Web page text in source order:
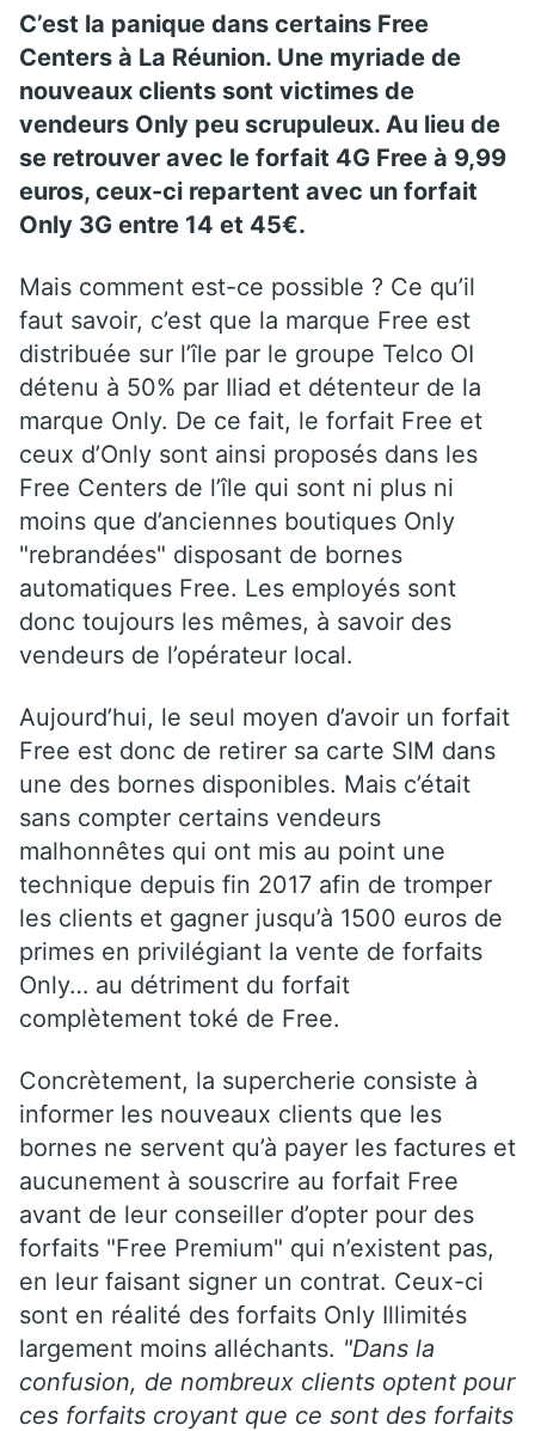
C’est la panique dans certains Free
Centers à La Réunion. Une myriade de
nouveaux clients sont victimes de
vendeurs Only peu scrupuleux. Au lieu de
se retrouver avec le forfait 4G Free à 9,99
euros, ceux-ci repartent avec un forfait
Only 3G entre 14 et 45€.
Mais comment est-ce possible ? Ce qu’il
faut savoir, c’est que la marque Free est
distribuée sur l’île par le groupe Telco OI
détenu à 50% par Iliad et détenteur de la
marque Only. De ce fait, le forfait Free et
ceux d’Only sont ainsi proposés dans les
Free Centers de l’île qui sont ni plus ni
moins que d’anciennes boutiques Only
"rebrandées" disposant de bornes
automatiques Free. Les employés sont
donc toujours les mêmes, à savoir des
vendeurs de l’opérateur local.
Aujourd’hui, le seul moyen d’avoir un forfait
Free est donc de retirer sa carte SIM dans
une des bornes disponibles. Mais c’était
sans compter certains vendeurs
malhonnêtes qui ont mis au point une
technique depuis fin 2017 afin de tromper
les clients et gagner jusqu’à 1500 euros de
primes en privilégiant la vente de forfaits
Only… au détriment du forfait
complètement toké de Free.
Concrètement, la supercherie consiste à
informer les nouveaux clients que les
bornes ne servent qu’à payer les factures et
aucunement à souscrire au forfait Free
avant de leur conseiller d’opter pour des
forfaits "Free Premium" qui n’existent pas,
en leur faisant signer un contrat. Ceux-ci
sont en réalité des forfaits Only Illimités
largement moins alléchants. "Dans la
confusion, de nombreux clients optent pour
ces forfaits croyant que ce sont des forfaits